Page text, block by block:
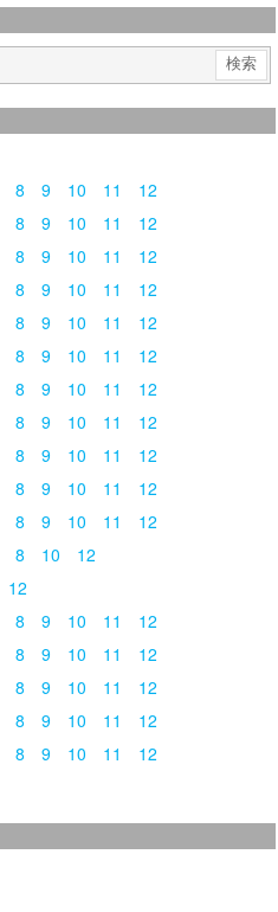
8 9 10 11
12
8 9 10 11
12
8 9 10 11
12
8 9 10 11
12
8 9 10 11
12
8 9 10 11
12
8 9 10 11
12
8 9 10 11
12
8 9 10 11
12
8 9 10 11
12
8 9 10 11
12
8 10
12
12
8 9 10 11
12
8 9 10 11
12
8 9 10 11
12
8 9 10 11
12
8 9 10 11
12